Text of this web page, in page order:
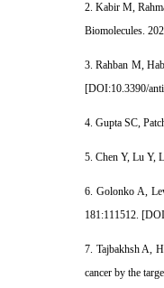
2. Kabir M,
Biomolecules.
3. Rahban M,
[DOI:10.3390/
4. Gupta SC,
5. Chen Y, Lu Y,
6. Golonko A,
181:111512. [
7. Tajbakhsh A,
cancer by the